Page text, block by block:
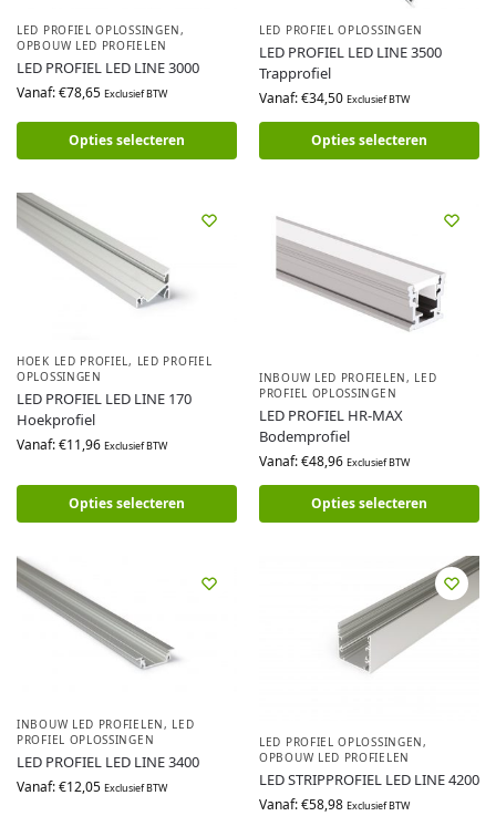
LED PROFIEL OPLOSSINGEN,
OPBOUW LED PROFIELEN
LED PROFIEL LED LINE 3000
Vanaf:€78,65 Exclusief BTW
Opties selecteren
LED PROFIEL OPLOSSINGEN
LED PROFIEL LED LINE 3500
Trapprofiel
Vanaf:€34,50 Exclusief BTW
Opties selecteren
HOEK LED PROFIEL, LED PROFIEL
OPLOSSINGEN
LED PROFIEL LED LINE 170
Hoekprofiel
Vanaf:€11,96 Exclusief BTW
Opties selecteren
INBOUW LED PROFIELEN, LED
PROFIEL OPLOSSINGEN
LED PROFIEL HR-MAX
Bodemprofiel
Vanaf:€48,96 Exclusief BTW
Opties selecteren
INBOUW LED PROFIELEN, LED
PROFIEL OPLOSSINGEN
LED PROFIEL LED LINE 3400
Vanaf:€12,05 Exclusief BTW
LED PROFIEL OPLOSSINGEN,
OPBOUW LED PROFIELEN
LED STRIPPROFIEL LED LINE 4200
Vanaf:€58,98 Exclusief BTW